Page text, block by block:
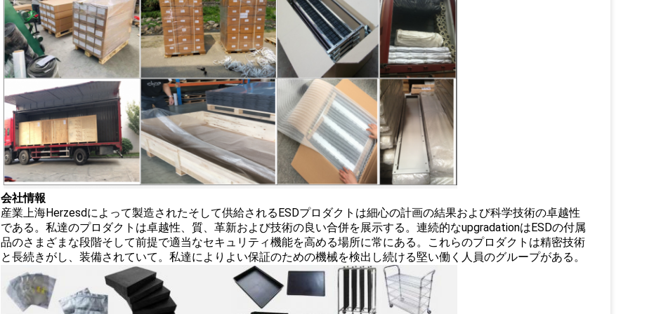
会社情報
産業上海Herzesdによって製造されたそして供給されるESDプロダクトは細心の計画の結果および科学技術の卓越性
である。私達のプロダクトは卓越性、質、革新および技術の良い合併を展示する。連続的なupgradationはESDの付属
品のさまざまな段階そして前提で適当なセキュリティ機能を高める場所に常にある。これらのプロダクトは精密技術
と長続きがし、装備されていて。私達によりよい保証のための機械を検出し続ける堅い働く人員のグループがある。